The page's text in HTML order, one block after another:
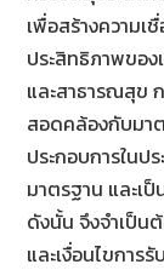
เพื่อสร้างความ
ประสิทธิภาพของ
และสาธารณสุข
สอดคล้องกับมา
ประกอบการในป
มาตรฐาน และเ
ดังนั้น จึงจำเป็น
และเงื่อนไขการ